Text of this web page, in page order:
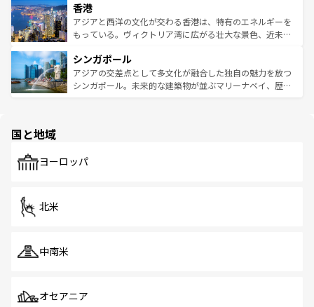
とつ。フォーやバインミー、ベトナムコーヒーなどは、ぜ
ひ現地で味わいたい。どの地域を訪れてもあたたかい人々
が旅行者を迎えてくれるので、きっと忘れられない旅にな
参照してほしい。
の活気が交差している。北部ではチェンマイなどの山岳地
帯で自然と触れ合い、南部ではプーケットやクラビの美し
いビーチでリゾート気分を楽しむことができる。タイ料理
激する。気候は一年中温暖で、どの季節にも異なる楽しみ
が待っている。親しみやすいタイの人々、仏教を中心とし
た文化、そして多様な観光資源が、訪れる旅人を魅了し続
香港
アジアと西洋の文化が交わる香港は、特有のエネルギーを
もっている。ヴィクトリア湾に広がる壮大な景色、近未来
み、どこを訪れても感動するはず。観光スポットが密集し
ており、効率よく見どころを回れるのも魅力。息をのむよ
うな絶景から文化的な体験まで、香港を存分に楽しみ尽く
シンガポール
アジアの交差点として多文化が融合した独自の魅力を放つ
シンガポール。未来的な建築物が並ぶマリーナベイ、歴史
で、ホーカーズは地元の風情を楽しめる外せないスポット
国と地域
ヨーロッパ
北米
中南米
オセアニア